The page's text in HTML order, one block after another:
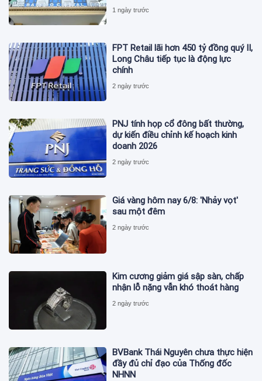
1 ngày trước
FPT Retail lãi hơn 450 tỷ đồng quý II,
Long Châu tiếp tục là động lực
chính
2 ngày trước
PNJ tính họp cổ đông bất thường,
dự kiến điều chỉnh kế hoạch kinh
doanh 2026
2 ngày trước
Giá vàng hôm nay 6/8: 'Nhảy vọt'
sau một đêm
2 ngày trước
Kim cương giảm giá sập sàn, chấp
nhận lỗ nặng vẫn khó thoát hàng
2 ngày trước
BVBank Thái Nguyên chưa thực hiện
đầy đủ chỉ đạo của Thống đốc
NHNN